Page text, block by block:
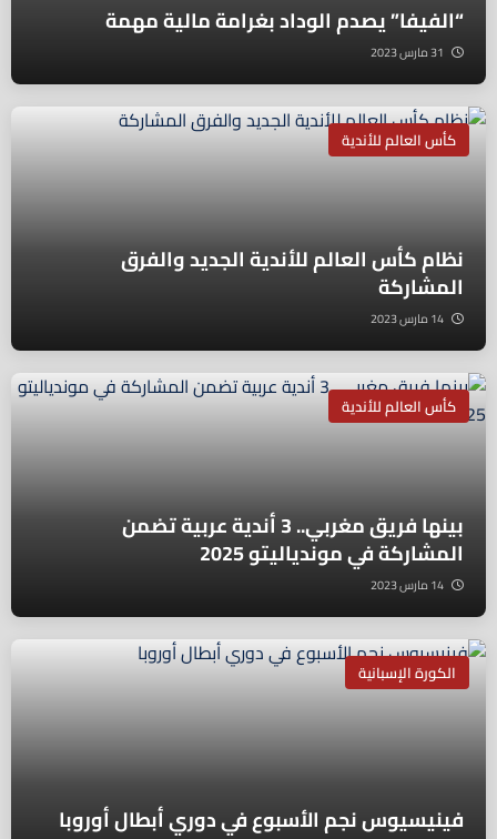
“الفيفا” يصدم الوداد بغرامة مالية مهمة
كأس العالم للأندية
نظام كأس العالم للأندية الجديد والفرق
المشاركة
كأس العالم للأندية
بينها فريق مغربي.. 3 أندية عربية تضمن
المشاركة في موندياليتو 2025
الكورة الإسبانية
فينيسيوس نجم الأسبوع في دوري أبطال أوروبا